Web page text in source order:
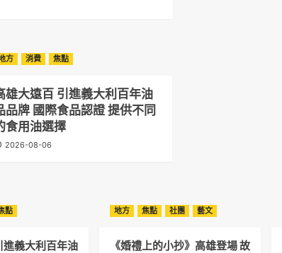
方 消費 焦點
雄大遠百 引進義大利百年油
品牌 國際食品認證 提供不同
食用油選擇
2026-08-06
點
進義大利百年油
地方 焦點 社團 藝文
《婚禮上的小抄》高雄登場 故